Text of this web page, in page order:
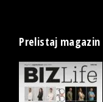
Prelistaj magazin